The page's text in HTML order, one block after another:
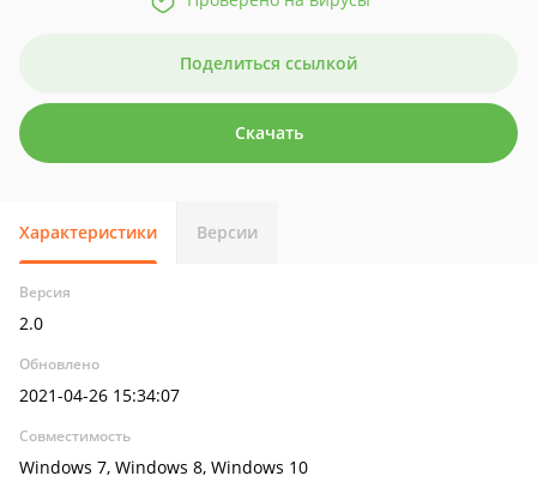
Поделиться ссылкой
Скачать
Характеристики Версии
Версия
2.0
Обновлено
2021-04-26 15:34:07
Совместимость
Windows 7, Windows 8, Windows 10